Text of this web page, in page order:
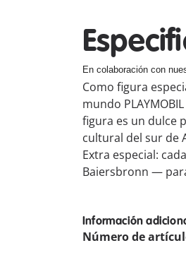
En colaboración con
Como figura
mundo
figura es un dulce
cultural del sur de
Extra especial:
Baiersbronn —
Información
Número de